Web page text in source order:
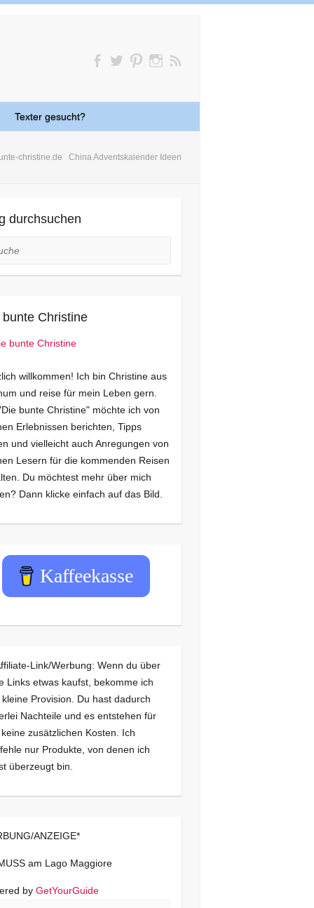
Texter gesucht?
christine.de China Adventskalender Ideen
durchsuchen
bunte Christine
willkommen! Ich bin Christine aus
und reise für mein Leben gern.
bunte Christine" möchte ich von
Erlebnissen berichten, Tipps
und vielleicht auch Anregungen von
Lesern für die kommenden Reisen
Du möchtest mehr über mich
Dann klicke einfach auf das Bild.
Kaffeekasse
Link/Werbung: Wenn du über
Links etwas kaufst, bekomme ich
Provision. Du hast dadurch
Nachteile und es entstehen für
zusätzlichen Kosten. Ich
nur Produkte, von denen ich
überzeugt bin.
ANZEIGE*
am Lago Maggiore
by GetYourGuide